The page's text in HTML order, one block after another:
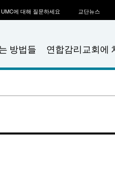
방법들 연합감리교회에
UMC에 대해 질문하세요 교단뉴스